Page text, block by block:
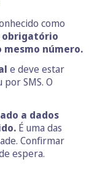
como
obrigatório
número.
e deve estar
SMS. O
a dados
É uma das
Confirmar
espera.